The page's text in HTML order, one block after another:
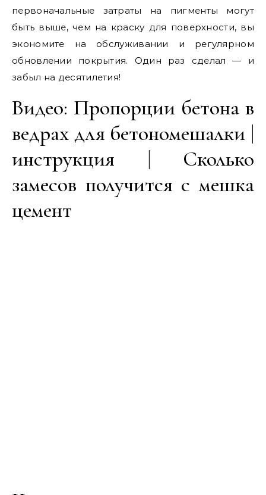
первоначальные затраты на пигменты могут
быть выше, чем на краску для поверхности, вы
экономите на обслуживании и регулярном
обновлении покрытия. Один раз сделал — и
забыл на десятилетия!
Видео: Пропорции бетона в
ведрах для бетономешалки |
инструкция | Сколько
замесов получится с мешка
цемент